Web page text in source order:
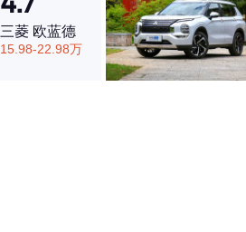
三菱 欧蓝德
15.98-22.98万